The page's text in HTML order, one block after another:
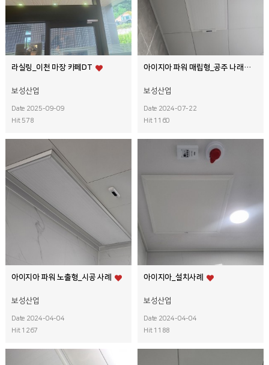
라실링_이천 마장 카페DT
보성산업
Date 2025-09-09
Hit 578
아이지아 파워 매립형_공주 나래원 화장장
보성산업
Date 2024-07-22
Hit 1160
아이지아 파워 노출형_시공 사례
보성산업
Date 2024-04-04
Hit 1267
아이지아_설치사례
보성산업
Date 2024-04-04
Hit 1188